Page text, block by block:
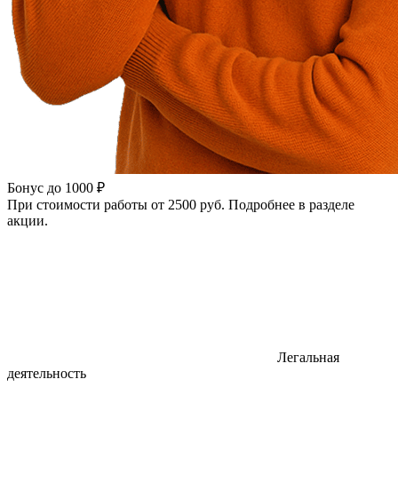
Бонус до 1000 ₽
При стоимости работы от 2500 руб. Подробнее в разделе
акции.
Легальная
деятельность